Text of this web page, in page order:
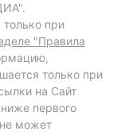
при
"Правила
только при
на Сайт
первого
может